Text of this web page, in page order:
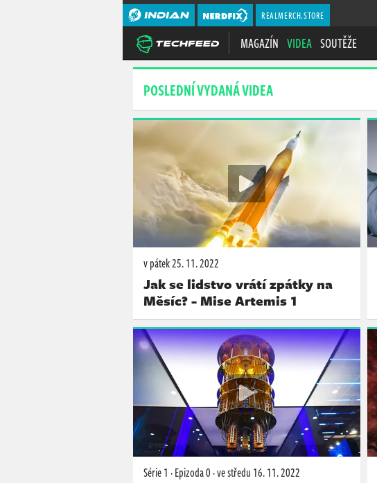
REALMERCH.STORE
MAGAZÍN VIDEA SOUTĚŽE
POSLEDNÍ VYDANÁ VIDEA
v pátek25. 11. 2022
Jak se lidstvo vrátí zpátky na
Měsíc? - Mise Artemis 1
Série 1 ·Epizoda 0·ve středu 16. 11. 2022